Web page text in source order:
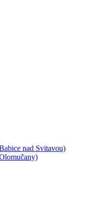
nad Svitavou)